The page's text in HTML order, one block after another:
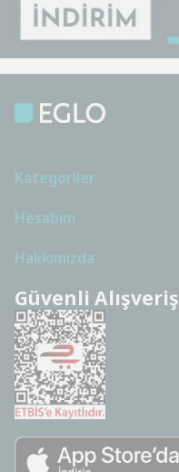
Kategoriler
Hesabım
Hakkımızda
Güvenli Alışveriş